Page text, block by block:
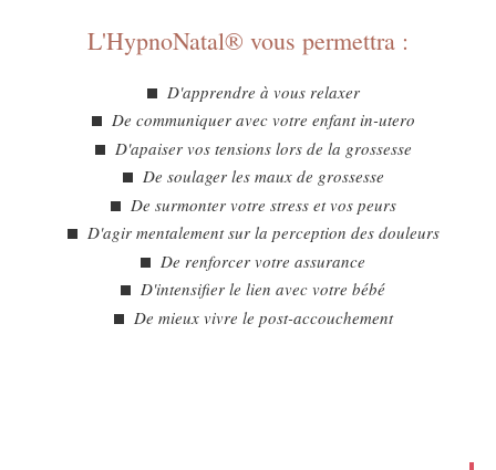
L'HypnoNatal® vous permettra :
D'apprendre à vous relaxer
De communiquer avec votre enfant in-utero
D'apaiser vos tensions lors de la grossesse
De soulager les maux de grossesse
De surmonter votre stress et vos peurs
D'agir mentalement sur la perception des douleurs
De renforcer votre assurance
D'intensifier le lien avec votre bébé
De mieux vivre le post-accouchement